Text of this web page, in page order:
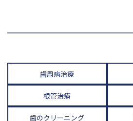
歯周病治療
根管治療
歯のクリーニング